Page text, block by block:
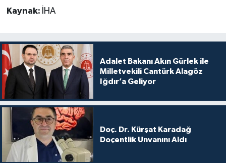
Kaynak: İHA
Adalet Bakanı Akın Gürlek ile
Milletvekili Cantürk Alagöz
Iğdır’a Geliyor
Doç. Dr. Kürşat Karadağ
Doçentlik Unvanını Aldı